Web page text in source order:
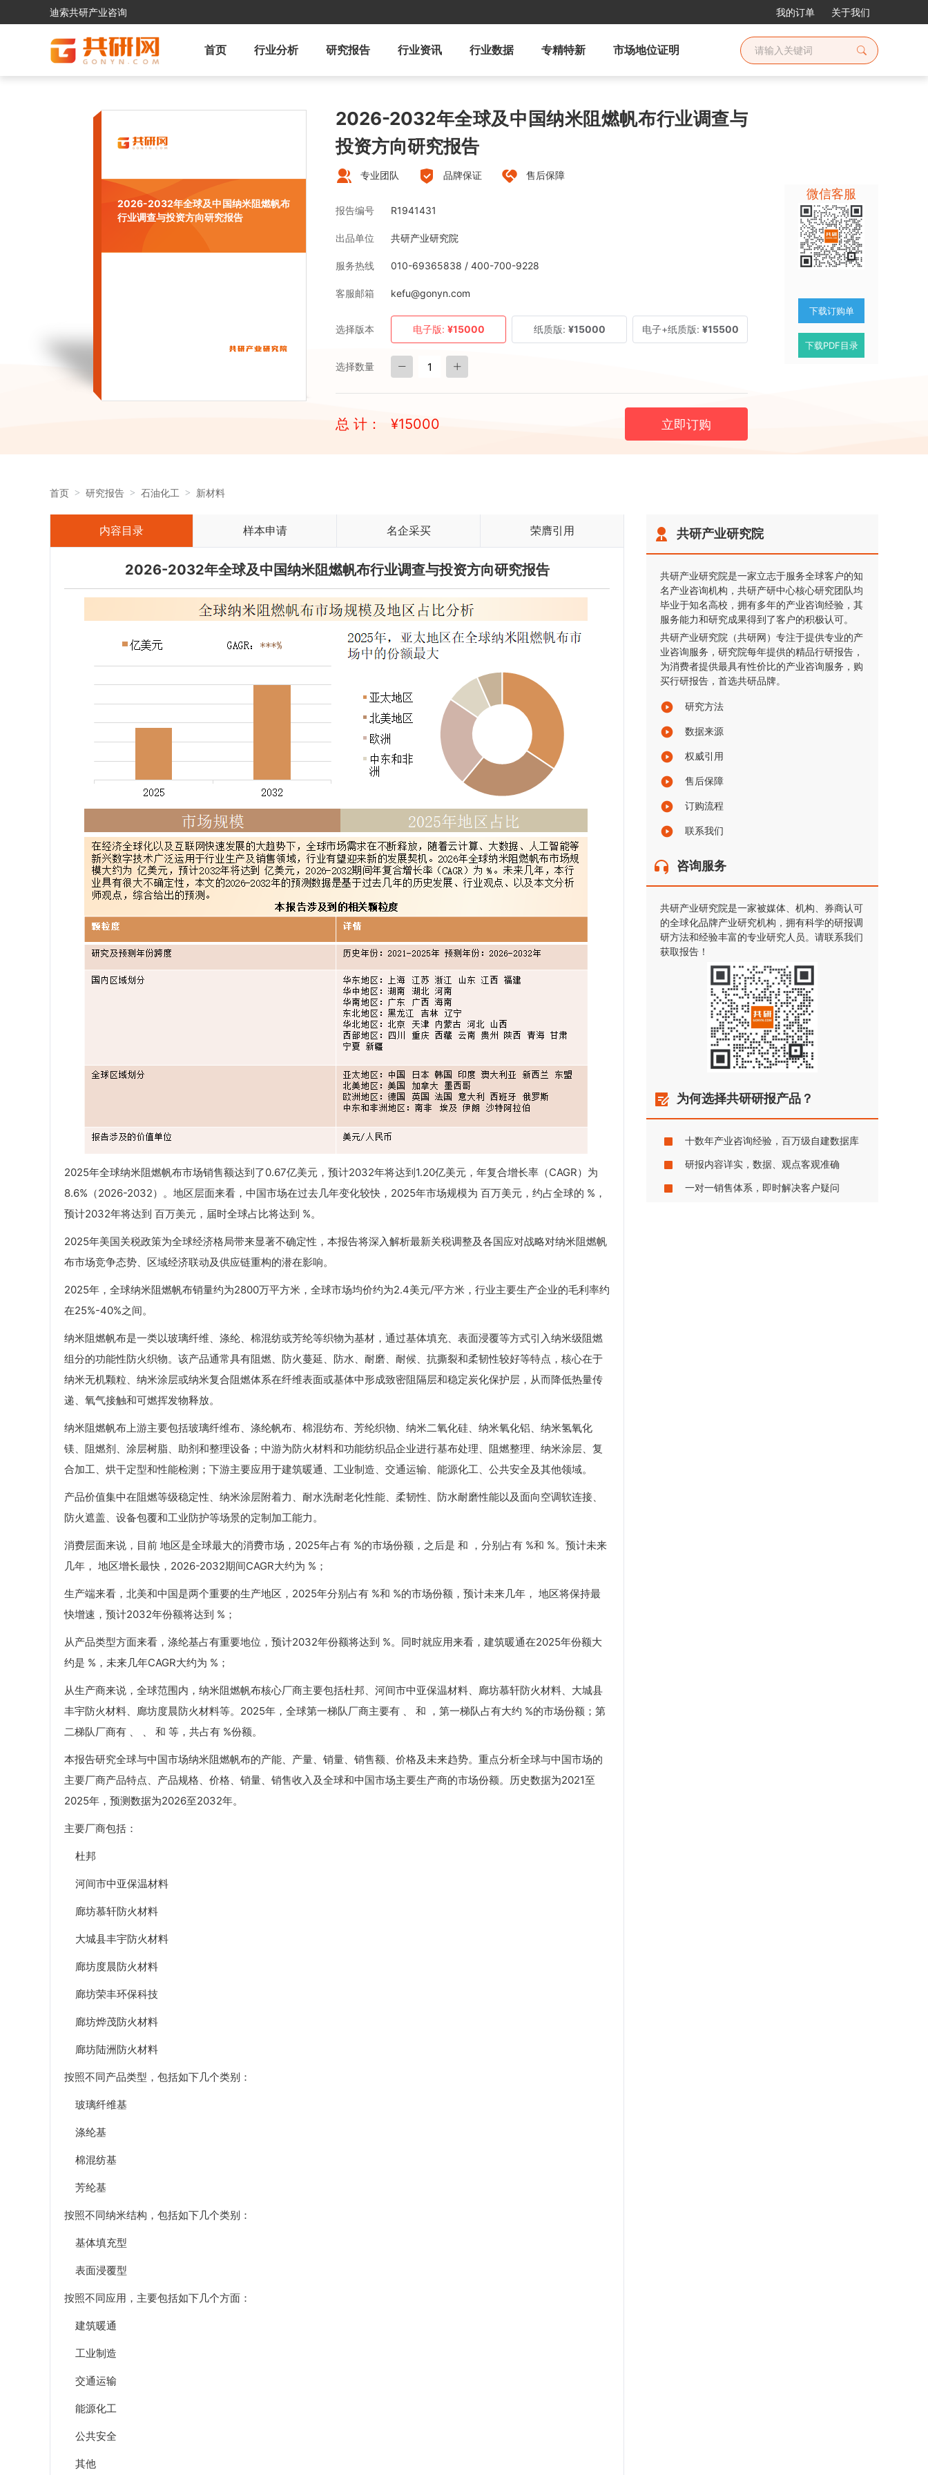
迪索共研产业咨询 我的订单 关于我们
首页 行业分析 研究报告 行业资讯 行业数据 专精特新 市场地位证明
2026-2032年全球及中国纳米阻燃帆布
行业调查与投资方向研究报告
2026-2032年全球及中国纳米阻燃帆布行业调查与
投资方向研究报告
专业团队 品牌保证 售后保障
报告编号 R1941431
出品单位 共研产业研究院
服务热线 010-69365838 / 400-700-9228
客服邮箱 kefu@gonyn.com
选择版本 电子版: ¥15000 纸质版: ¥15000 电子+纸质版: ¥15500
选择数量
总 计： ¥15000 立即订购
微信客服
下载订购单
下载PDF目录
首页 研究报告 石油化工 新材料
内容目录 样本申请 名企采买 荣膺引用
2026-2032年全球及中国纳米阻燃帆布行业调查与投资方向研究报告
2025年全球纳米阻燃帆布市场销售额达到了0.67亿美元，预计2032年将达到1.20亿美元，年复合增长率（CAGR）为
8.6%（2026-2032）。地区层面来看，中国市场在过去几年变化较快，2025年市场规模为 百万美元，约占全球的 %，
预计2032年将达到 百万美元，届时全球占比将达到 %。
2025年美国关税政策为全球经济格局带来显著不确定性，本报告将深入解析最新关税调整及各国应对战略对纳米阻燃帆
布市场竞争态势、区域经济联动及供应链重构的潜在影响。
2025年，全球纳米阻燃帆布销量约为2800万平方米，全球市场均价约为2.4美元/平方米，行业主要生产企业的毛利率约
在25%-40%之间。
纳米阻燃帆布是一类以玻璃纤维、涤纶、棉混纺或芳纶等织物为基材，通过基体填充、表面浸覆等方式引入纳米级阻燃
组分的功能性防火织物。该产品通常具有阻燃、防火蔓延、防水、耐磨、耐候、抗撕裂和柔韧性较好等特点，核心在于
纳米无机颗粒、纳米涂层或纳米复合阻燃体系在纤维表面或基体中形成致密阻隔层和稳定炭化保护层，从而降低热量传
递、氧气接触和可燃挥发物释放。
纳米阻燃帆布上游主要包括玻璃纤维布、涤纶帆布、棉混纺布、芳纶织物、纳米二氧化硅、纳米氧化铝、纳米氢氧化
镁、阻燃剂、涂层树脂、助剂和整理设备；中游为防火材料和功能纺织品企业进行基布处理、阻燃整理、纳米涂层、复
合加工、烘干定型和性能检测；下游主要应用于建筑暖通、工业制造、交通运输、能源化工、公共安全及其他领域。
产品价值集中在阻燃等级稳定性、纳米涂层附着力、耐水洗耐老化性能、柔韧性、防水耐磨性能以及面向空调软连接、
防火遮盖、设备包覆和工业防护等场景的定制加工能力。
消费层面来说，目前 地区是全球最大的消费市场，2025年占有 %的市场份额，之后是 和 ，分别占有 %和 %。预计未来
几年， 地区增长最快，2026-2032期间CAGR大约为 %；
生产端来看，北美和中国是两个重要的生产地区，2025年分别占有 %和 %的市场份额，预计未来几年， 地区将保持最
快增速，预计2032年份额将达到 %；
从产品类型方面来看，涤纶基占有重要地位，预计2032年份额将达到 %。同时就应用来看，建筑暖通在2025年份额大
约是 %，未来几年CAGR大约为 %；
从生产商来说，全球范围内，纳米阻燃帆布核心厂商主要包括杜邦、河间市中亚保温材料、廊坊慕轩防火材料、大城县
丰宇防火材料、廊坊度晨防火材料等。2025年，全球第一梯队厂商主要有 、 和 ，第一梯队占有大约 %的市场份额；第
二梯队厂商有 、 、 和 等，共占有 %份额。
本报告研究全球与中国市场纳米阻燃帆布的产能、产量、销量、销售额、价格及未来趋势。重点分析全球与中国市场的
主要厂商产品特点、产品规格、价格、销量、销售收入及全球和中国市场主要生产商的市场份额。历史数据为2021至
2025年，预测数据为2026至2032年。
主要厂商包括：
杜邦
河间市中亚保温材料
廊坊慕轩防火材料
大城县丰宇防火材料
廊坊度晨防火材料
廊坊荣丰环保科技
廊坊烨茂防火材料
廊坊陆洲防火材料
按照不同产品类型，包括如下几个类别：
玻璃纤维基
涤纶基
棉混纺基
芳纶基
按照不同纳米结构，包括如下几个类别：
基体填充型
表面浸覆型
按照不同应用，主要包括如下几个方面：
建筑暖通
工业制造
交通运输
能源化工
公共安全
其他
共研产业研究院
共研产业研究院是一家立志于服务全球客户的知
名产业咨询机构，共研产研中心核心研究团队均
毕业于知名高校，拥有多年的产业咨询经验，其
服务能力和研究成果得到了客户的积极认可。
共研产业研究院（共研网）专注于提供专业的产
业咨询服务，研究院每年提供的精品行研报告，
为消费者提供最具有性价比的产业咨询服务，购
买行研报告，首选共研品牌。
研究方法
数据来源
权威引用
售后保障
订购流程
联系我们
咨询服务
共研产业研究院是一家被媒体、机构、券商认可
的全球化品牌产业研究机构，拥有科学的研报调
研方法和经验丰富的专业研究人员。请联系我们
获取报告！
为何选择共研研报产品？
十数年产业咨询经验，百万级自建数据库
研报内容详实，数据、观点客观准确
一对一销售体系，即时解决客户疑问